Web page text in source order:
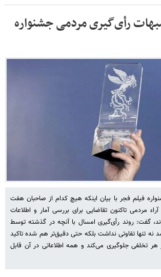
رأی‌گیری مردمی جشنواره
فیلم فجر با بیان اینکه هیچ کدام از صاحبان هفت
مردمی تاکنون تقاضایی برای بررسی آمار و اطلاعات
گفت: روند رأی‌گیری امسال با آنچه در گذشته توسط
نه تنها تفاوتی نداشت بلکه حتی دقیق‌تر هم شده تاکید
هر تخلفی جلوگیری می‌کند و همه اطلاعاتی در آن قابل